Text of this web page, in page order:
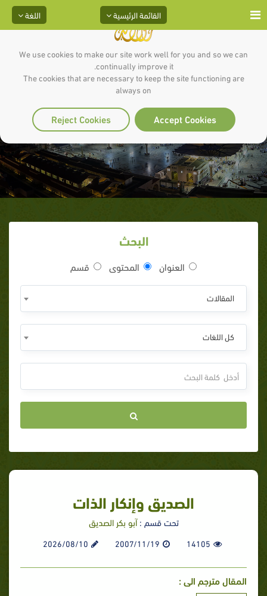
We use cookies to make our site work well for you and so we can
continually improve it.
The cookies that are necessary to keep the site functioning are
always on
Accept Cookies
Reject Cookies
اللغة القائمة الرئيسية
الصديق وإنكار الذات
البحث
العنوان المحتوى قسم
المقالات
كل اللغات
الصديق وإنكار الذات
تحت قسم :آبو بكر الصديق
14105
2007/11/19
2026/08/10
المقال مترجم الى :